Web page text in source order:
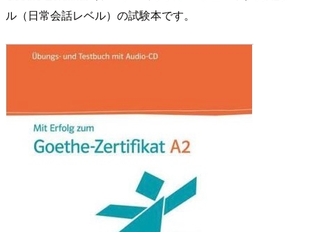
ル（日常会話レベル）の試験本です。